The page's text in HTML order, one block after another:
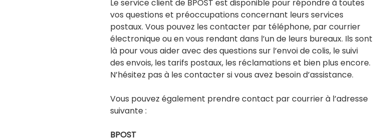
Le service client de BPOST est disponible pour répondre à toutes
vos questions et préoccupations concernant leurs services
postaux. Vous pouvez les contacter par téléphone, par courrier
électronique ou en vous rendant dans l’un de leurs bureaux. Ils sont
là pour vous aider avec des questions sur l’envoi de colis, le suivi
des envois, les tarifs postaux, les réclamations et bien plus encore.
N’hésitez pas à les contacter si vous avez besoin d’assistance.
Vous pouvez également prendre contact par courrier à l’adresse
suivante :
BPOST